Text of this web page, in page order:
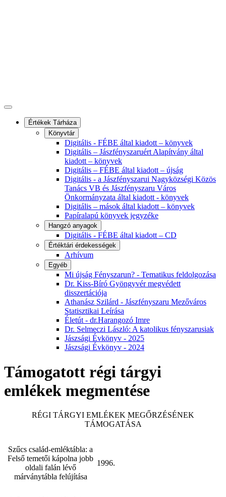
Értékek Tárháza
Könyvtár
Digitális - FÉBE által kiadott – könyvek
Digitális – Jászfényszaruért Alapítvány által
kiadott – könyvek
Digitális – FÉBE által kiadott – újság
Digitális - a Jászfényszarui Nagyközségi Közös
Tanács VB és Jászfényszaru Város
Önkormányzata által kiadott - könyvek
Digitális – mások által kiadott – könyvek
Papíralapú könyvek jegyzéke
Hangzó anyagok
Digitális - FÉBE által kiadott – CD
Értéktári érdekességek
Arhívum
Egyéb
Mi újság Fényszarun? - Tematikus feldolgozása
Dr. Kiss-Bíró Gyöngyvér megvédett
disszertációja
Athanász Szilárd - Jászfényszaru Mezőváros
Statisztikai Leírása
Életút - dr.Harangozó Imre
Dr. Selmeczi László: A katolikus fényszarusiak
Jászsági Évkönyv - 2025
Jászsági Évkönyv - 2024
Támogatott régi tárgyi
emlékek megmentése
RÉGI TÁRGYI EMLÉKEK MEGŐRZÉSÉNEK
TÁMOGATÁSA
Szűcs család-emléktábla: a
Felső temetői kápolna jobb
oldali falán lévő
márványtábla felújítása
1996.